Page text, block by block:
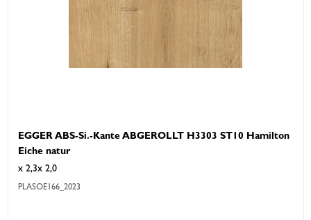
EGGER ABS-Si.-Kante ABGEROLLT H3303 ST10 Hamilton
Eiche natur
x 2,3x 2,0
PLASOE166_2023